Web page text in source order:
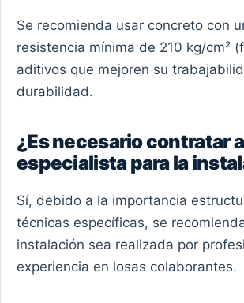
Se recomienda usar concreto con
resistencia mínima de 210 kg/cm²
aditivos que mejoren su
durabilidad.
¿Es necesario contratar
especialista para la
Sí, debido a la importancia
técnicas específicas, se
instalación sea realizada por
experiencia en losas colaborantes.